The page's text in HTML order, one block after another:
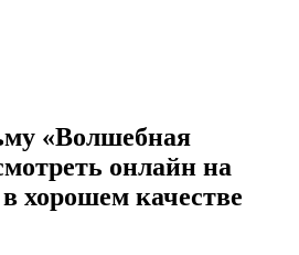
«Волшебная
онлайн на
хорошем качестве